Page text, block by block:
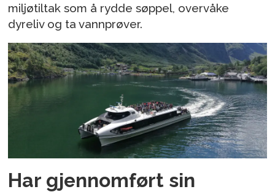
miljøtiltak som å rydde søppel, overvåke
dyreliv og ta vannprøver.
Har gjennomført sin